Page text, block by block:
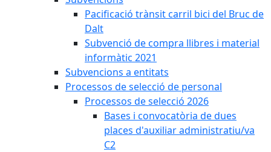
Pacificació trànsit carril bici del Bruc de
Dalt
Subvenció de compra llibres i material
informàtic 2021
Subvencions a entitats
Processos de selecció de personal
Processos de selecció 2026
Bases i convocatòria de dues
places d'auxiliar administratiu/va
C2